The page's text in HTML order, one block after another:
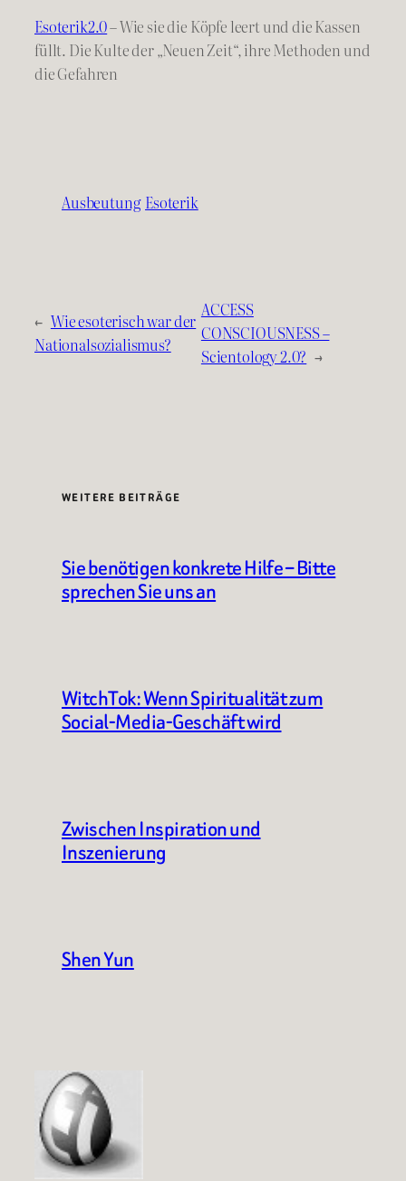
Esoterik2.0– Wie sie die Köpfe leert und die Kassen
füllt. Die Kulte der „Neuen Zeit“, ihre Methoden und
die Gefahren
Ausbeutung Esoterik
← Wie esoterisch war der
Nationalsozialismus?
ACCESS
CONSCIOUSNESS –
Scientology 2.0? →
WEITERE BEITRÄGE
Sie benötigen konkrete Hilfe – Bitte
sprechen Sie uns an
WitchTok: Wenn Spiritualität zum
Social-Media-Geschäft wird
Zwischen Inspiration und
Inszenierung
Shen Yun